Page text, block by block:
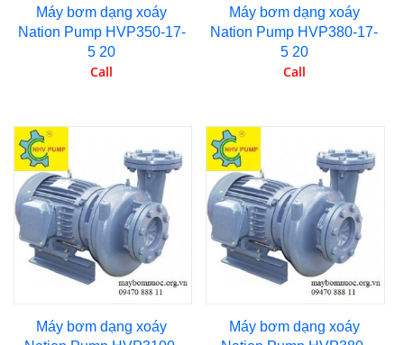
Máy bơm dạng xoáy
Nation Pump HVP350-17-
5 20
Call
Máy bơm dạng xoáy
Nation Pump HVP380-17-
5 20
Call
Máy bơm dạng xoáy
Máy bơm dạng xoáy